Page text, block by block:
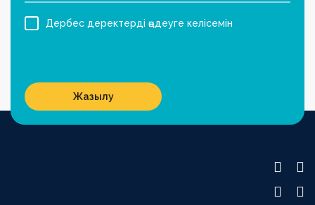
Дербес деректерді өңдеуге келісемін
Жазылу